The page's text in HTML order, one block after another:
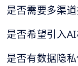
是否需要多渠
是否希望引入AI
是否有数据隐私